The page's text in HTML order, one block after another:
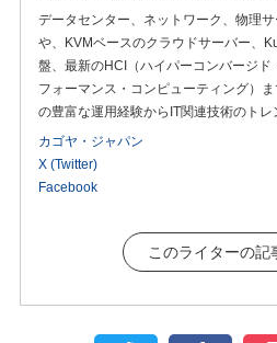
データセンター、ネットワーク、物理
や、KVMベースのクラウドサーバー、
盤、最新のHCI（ハイパーコンバージ
フォーマンス・コンピューティング）
の豊富な運用経験からIT関連技術のトレ
カゴヤ・ジャパン
X (Twitter)
Facebook
このライターの記